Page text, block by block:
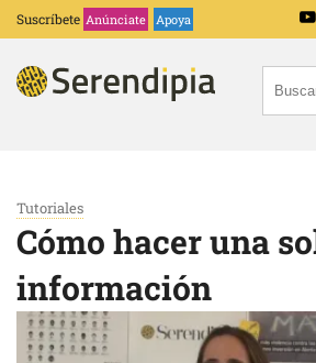
Suscríbete Anúnciate Apoya
Tutoriales
Cómo hacer una
información